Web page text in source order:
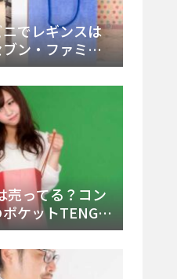
でレギンスは
ン・ファミ
舗とメーカ
べてみた！
売ってる？コン
ケットTENGA
舗と陳列場所